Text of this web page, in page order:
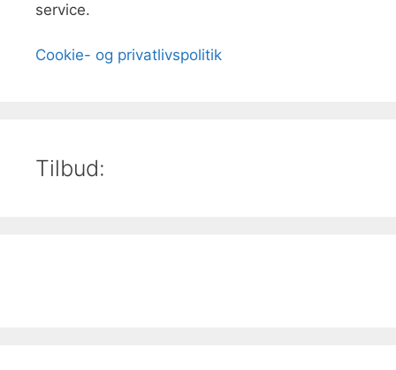
service.
Cookie- og privatlivspolitik
Tilbud: